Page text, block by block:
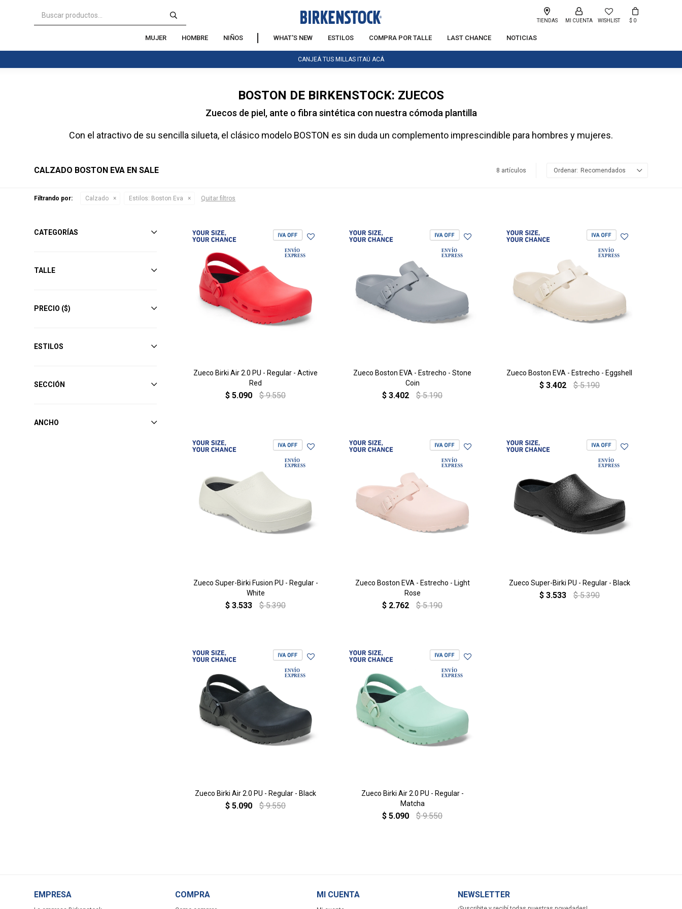
MUJER HOMBRE NIÑOS WHAT'S NEW ESTILOS COMPRA POR TALLE LAST CHANCE NOTICIAS
WISHLIST
TIENDAS $ 0
CANJEÁ TUS MILLAS ITAÚ ACÁ
BOSTON DE BIRKENSTOCK: ZUECOS
Zuecos de piel, ante o fibra sintética con nuestra cómoda plantilla
Con el atractivo de su sencilla silueta, el clásico modelo BOSTON es sin duda un complemento imprescindible para hombres y mujeres.
CALZADO BOSTON EVA EN SALE 8 artículos Recomendados
Filtrando por: Calzado Estilos: Boston Eva Quitar filtros
Zueco Birki Air 2.0 PU - Regular - Active
Red
$ 5.090 $ 9.550
Zueco Boston EVA - Estrecho - Stone
Coin
$ 3.402 $ 5.190
Zueco Boston EVA - Estrecho - Eggshell
$ 3.402 $ 5.190
Zueco Super-Birki Fusion PU - Regular -
White
$ 3.533 $ 5.390
Zueco Boston EVA - Estrecho - Light
Rose
$ 2.762 $ 5.190
Zueco Super-Birki PU - Regular - Black
$ 3.533 $ 5.390
Zueco Birki Air 2.0 PU - Regular - Black
$ 5.090 $ 9.550
Zueco Birki Air 2.0 PU - Regular -
Matcha
$ 5.090 $ 9.550
CATEGORÍAS
TALLE
PRECIO ($)
ESTILOS
SECCIÓN
ANCHO
EMPRESA COMPRA MI CUENTA NEWSLETTER